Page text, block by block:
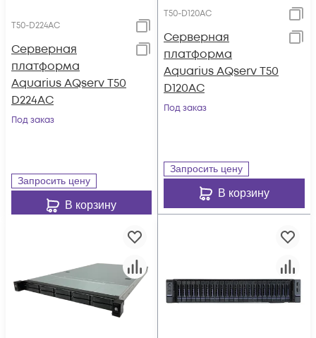
T50-D224AC
Серверная
платформа
Aquarius AQserv T50
D224AC
Под заказ
Запросить цену
В корзину
T50-D120AC
Серверная
платформа
Aquarius AQserv T50
D120AC
Под заказ
Запросить цену
В корзину